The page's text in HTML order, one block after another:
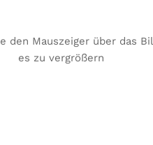
den Mauszeiger über das
es zu vergrößern